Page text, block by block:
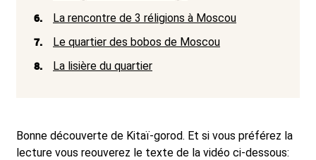
6.
La rencontre de 3 réligions à Moscou
7.
Le quartier des bobos de Moscou
8.
La lisière du quartier
Bonne découverte de Kitaï-gorod. Et si vous préférez la
lecture vous reouverez le texte de la vidéo ci-dessous: